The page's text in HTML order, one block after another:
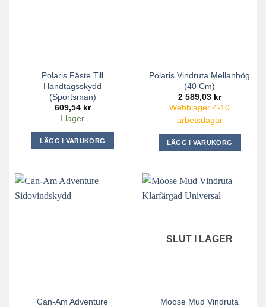
Polaris Fäste Till
Handtagsskydd
(Sportsman)
609,54 kr
I lager
LÄGG I VARUKORG
Polaris Vindruta Mellanhög
(40 Cm)
2 589,03 kr
Webblager 4-10
arbetsdagar
LÄGG I VARUKORG
Can-Am Adventure
SLUT I LAGER
Moose Mud Vindruta